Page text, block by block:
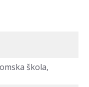
škola,